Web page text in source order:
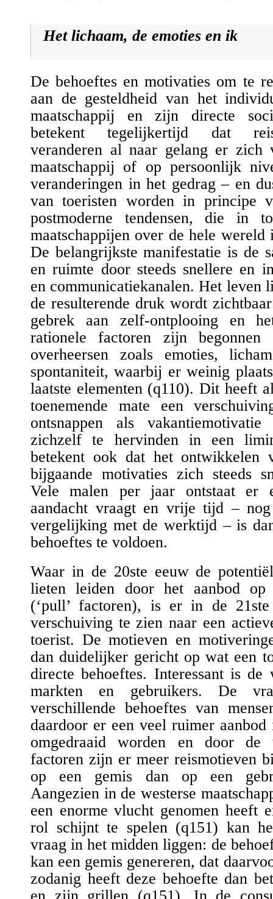
Het lichaam, de emoties en ik
De behoeftes en motivaties om te
aan de gesteldheid van het
maatschappij en zijn directe
betekent tegelijkertijd dat
veranderen al naar gelang er zich
maatschappij of op persoonlijk
veranderingen in het gedrag –en
van toeristen worden in principe
postmoderne tendensen, die in
maatschappijen over de hele
De belangrijkste manifestatie is de
en ruimte door steeds snellere en
en communicatiekanalen. Het leven
de resulterende druk wordt
gebrek aan zelf-ontplooing en
rationele factoren zijn begonnen
overheersen zoals emoties,
spontaniteit, waarbij er weinig
laatste elementen (q110). Dit heeft
toenemende mate een
ontsnappen als
zichzelf te hervinden in een
betekent ook dat het ontwikkelen
bijgaande motivaties zich steeds
Vele malen per jaar ontstaat er
aandacht vraagt en vrije tijd –
vergelijking met de werktijd – is
behoeftes te voldoen.
Waar in de 20ste eeuw de
lieten leiden door het aanbod op
(‘pull’ factoren), is er in de 21ste
verschuiving te zien naar een
toerist. De motieven en
dan duidelijker gericht op wat een
directe behoeftes. Interessant is de
markten en gebruikers. De
verschillende behoeftes van
daardoor er een veel ruimer
omgedraaid worden en door de
factoren zijn er meer reismotieven
op een gemis dan op een
Aangezien in de westerse
een enorme vlucht genomen heeft
rol schijnt te spelen (q151) kan
vraag in het midden liggen: de
kan een gemis genereren, dat
zodanig heeft deze behoefte dan